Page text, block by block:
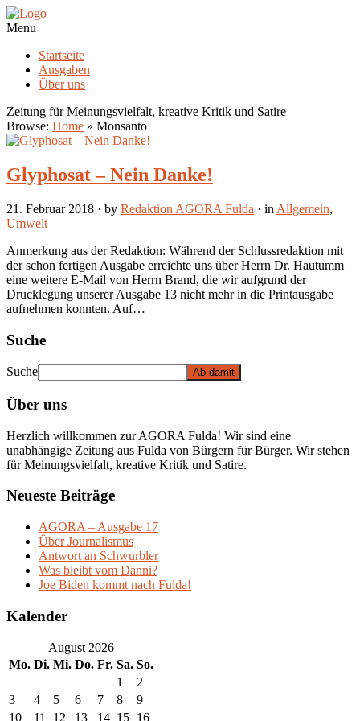
Menu
Startseite
Ausgaben
Über uns
Zeitung für Meinungsvielfalt, kreative Kritik und Satire
Browse: Home » Monsanto
Glyphosat – Nein Danke!
21. Februar 2018 · by Redaktion AGORA Fulda · in Allgemein,
Umwelt
Anmerkung aus der Redaktion: Während der Schlussredaktion mit
der schon fertigen Ausgabe erreichte uns über Herrn Dr. Hautumm
eine weitere E-Mail von Herrn Brand, die wir aufgrund der
Drucklegung unserer Ausgabe 13 nicht mehr in die Printausgabe
aufnehmen konnten. Auf…
Suche
Suche
Über uns
Herzlich willkommen zur AGORA Fulda! Wir sind eine
unabhängige Zeitung aus Fulda von Bürgern für Bürger. Wir stehen
für Meinungsvielfalt, kreative Kritik und Satire.
Neueste Beiträge
AGORA – Ausgabe 17
Über Journalismus
Antwort an Schwurbler
Was bleibt vom Danni?
Joe Biden kommt nach Fulda!
Kalender
August 2026
Mo. Di. Mi. Do. Fr. Sa. So.
1
2
3
4 5 6 7 8
9
10
11 12 13 14 15 16